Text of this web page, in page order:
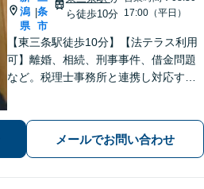
潟
県
|条
市
ら徒歩10分 17:00（平日）
【東三条駅徒歩10分】【法テラス利用
可】離婚、相続、刑事事件、借金問題
など。税理士事務所と連携し対応する
まずはお気軽にご相談ください【休
日・夜間相談可】
メールでお問い合わせ